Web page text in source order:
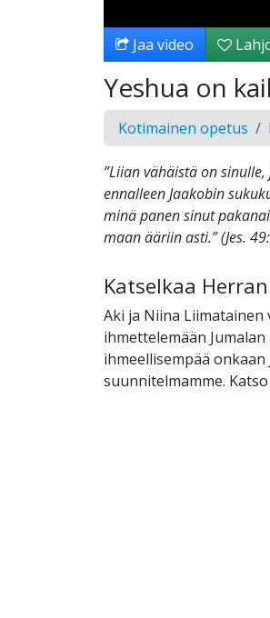
Jaa video
Yeshua on
Kotimainen opetus
”Liian vähäistä on
ennalleen Jaakobin
minä panen sinut
maan ääriin asti.” (Jes.
Katselkaa
Aki ja Niina Liimatainen
ihmettelemään
ihmeellisempää
suunnitelmamme.